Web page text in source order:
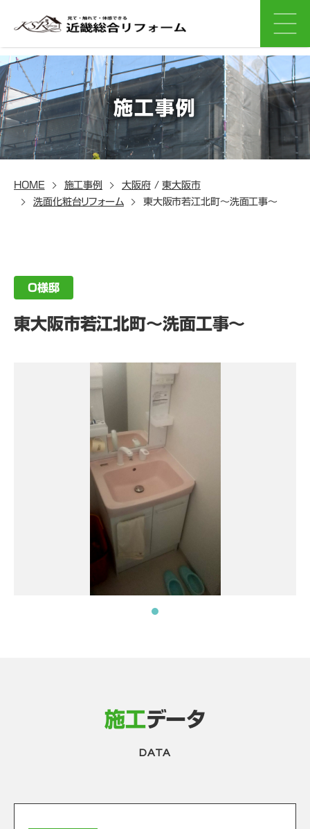
施工事例
HOME 施工事例 大阪府/東大阪市
洗面化粧台リフォーム
東大阪市若江北町～洗面工事～
O様邸
東大阪市若江北町～洗面工事～
施工データ
DATA